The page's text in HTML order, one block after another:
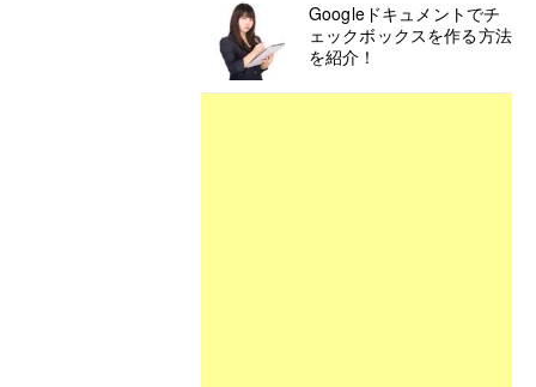
Googleドキュメントでチ
ェックボックスを作る方法
を紹介！